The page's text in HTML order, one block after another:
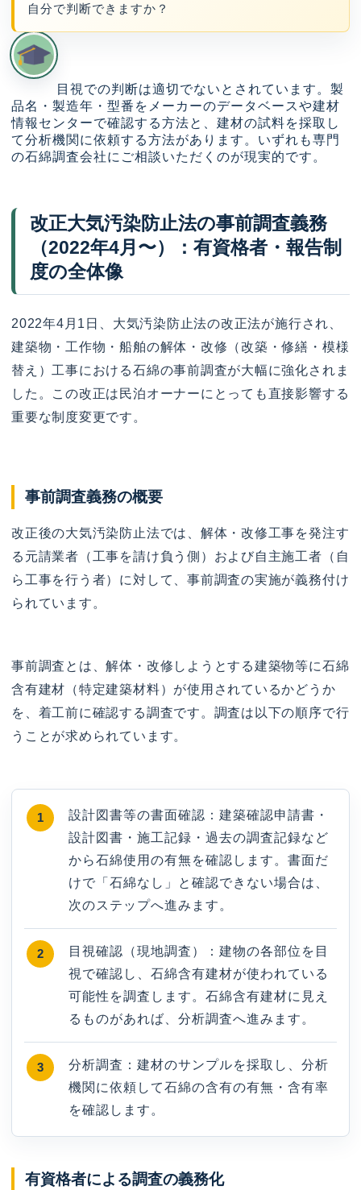
自分で判断できますか？
目視での判断は適切でないとされています。製
品名・製造年・型番をメーカーのデータベースや建材
情報センターで確認する方法と、建材の試料を採取し
て分析機関に依頼する方法があります。いずれも専門
の石綿調査会社にご相談いただくのが現実的です。
改正大気汚染防止法の事前調査義務
（2022年4月〜）：有資格者・報告制
度の全体像
2022年4月1日、大気汚染防止法の改正法が施行され、
建築物・工作物・船舶の解体・改修（改築・修繕・模様
替え）工事における石綿の事前調査が大幅に強化されま
した。この改正は民泊オーナーにとっても直接影響する
重要な制度変更です。
事前調査義務の概要
改正後の大気汚染防止法では、解体・改修工事を発注す
る元請業者（工事を請け負う側）および自主施工者（自
ら工事を行う者）に対して、事前調査の実施が義務付け
られています。
事前調査とは、解体・改修しようとする建築物等に石綿
含有建材（特定建築材料）が使用されているかどうか
を、着工前に確認する調査です。調査は以下の順序で行
うことが求められています。
設計図書等の書面確認：建築確認申請書・
設計図書・施工記録・過去の調査記録など
から石綿使用の有無を確認します。書面だ
けで「石綿なし」と確認できない場合は、
次のステップへ進みます。
目視確認（現地調査）：建物の各部位を目
視で確認し、石綿含有建材が使われている
可能性を調査します。石綿含有建材に見え
るものがあれば、分析調査へ進みます。
分析調査：建材のサンプルを採取し、分析
機関に依頼して石綿の含有の有無・含有率
を確認します。
有資格者による調査の義務化